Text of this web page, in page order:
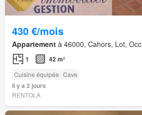
430 €/mois
Appartement à 46000, Cahors, Lot,
1 42 m²
Cuisine équipée Cave
Il y a 2 jours
RENTOLA